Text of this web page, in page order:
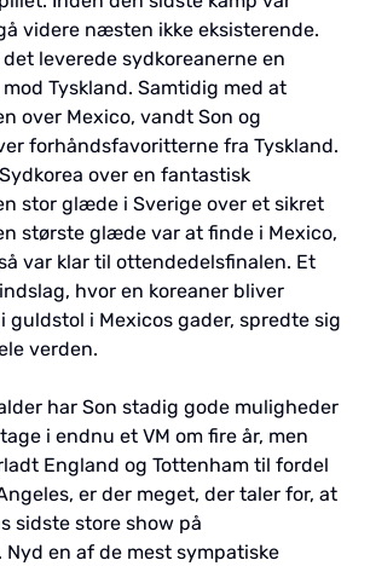
videre næsten ikke eksisterende.
leverede sydkoreanerne en
Tyskland. Samtidig med at
over Mexico, vandt Son og
forhåndsfavoritterne fra Tyskland.
over en fantastisk
stor glæde i Sverige over et sikret
største glæde var at finde i Mexico,
var klar til ottendedelsfinalen. Et
hvor en koreaner bliver
guldstol i Mexicos gader, spredte sig
verden.
har Son stadig gode muligheder
i endnu et VM om fire år, men
England og Tottenham til fordel
er der meget, der taler for, at
sidste store show på
en af de mest sympatiske